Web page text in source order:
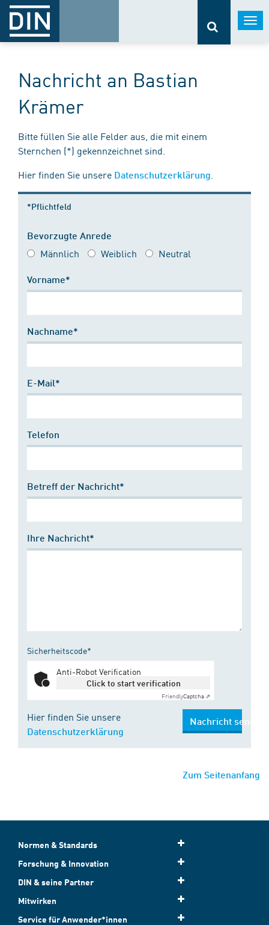
Nachricht an Bastian
Krämer
Bitte füllen Sie alle Felder aus, die mit einem
Sternchen (*) gekennzeichnet sind.
Hier finden Sie unsere Datenschutzerklärung
*Pflichtfeld
Bevorzugte Anrede
Männlich Weiblich Neutral
Vorname*
Nachname*
E-Mail*
Telefon
Betreff der Nachricht*
Ihre Nachricht*
Sicherheitscode*
Anti-Robot Verification
Click to start verification
FriendlyCaptcha ⇗
Hier finden Sie unsere
Datenschutzerklärung
Nachricht senden
Zum Seitenanfang
Normen & Standards
Forschung & Innovation
DIN & seine Partner
Mitwirken
Service für Anwender*innen